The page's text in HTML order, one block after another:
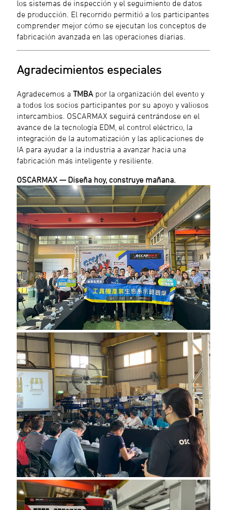
los sistemas de inspección y el seguimiento de datos
de producción. El recorrido permitió a los participantes
comprender mejor cómo se ejecutan los conceptos de
fabricación avanzada en las operaciones diarias.
Agradecimientos especiales
Agradecemos aTMBA por la organización del evento y
a todos los socios participantes por su apoyo y valiosos
intercambios. OSCARMAX seguirá centrándose en el
avance de la tecnología EDM, el control eléctrico, la
integración de la automatización y las aplicaciones de
IA para ayudar a la industria a avanzar hacia una
fabricación más inteligente y resiliente.
OSCARMAX — Diseña hoy, construye mañana.